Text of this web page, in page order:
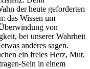
der heute geforderten
das Wissen um
von
bei unserer Wahrheit
anderes sagen.
ein freies Herz, Mut,
Sein in einem